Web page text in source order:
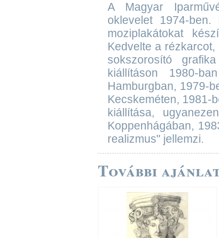
A Magyar
oklevelet 1974-ben.
moziplakátokat
Kedvelte a
sokszorosító
kiállításon 1980-
Hamburgban, 1979-
Kecskeméten, 1981-
kiállítása,
Koppenhágában,
realizmus" jellemzi.
További